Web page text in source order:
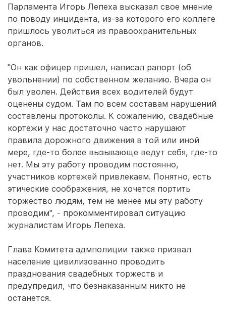
Парламента Игорь Лепеха высказал свое мнение
по поводу инцидента, из-за которого его коллеге
пришлось уволиться из правоохранительных
органов.
"Он как офицер пришел, написал рапорт (об
увольнении) по собственном желанию. Вчера он
был уволен. Действия всех водителей будут
оценены судом. Там по всем составам нарушений
составлены протоколы. К сожалению, свадебные
кортежи у нас достаточно часто нарушают
правила дорожного движения в той или иной
мере, где-то более вызывающе ведут себя, где-то
нет. Мы эту работу проводим постоянно,
участников кортежей привлекаем. Понятно, есть
этические соображения, не хочется портить
торжество людям, тем не менее мы эту работу
проводим", - прокомментировал ситуацию
журналистам Игорь Лепеха.
Глава Комитета адмполиции также призвал
население цивилизованно проводить
празднования свадебных торжеств и
предупредил, что безнаказанным никто не
останется.